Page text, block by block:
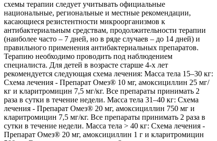
схемы терапии следует учитывать официальные
национальные, региональные и местные рекомендации,
касающиеся резистентности микроорганизмов к
антибактериальным средствам, продолжительности терапии
(наиболее часто – 7 дней, но в ряде случаев – до 14 дней) и
правильного применения антибактериальных препаратов.
Терапию необходимо проводить под наблюдением
специалиста. Для детей в возрасте старше 4-х лет
рекомендуется следующая схема лечения: Масса тела 15–30 кг:
Схема лечения - Препарат Омез® 10 мг, амоксициллин 25 мг/
кг и кларитромицин 7,5 мг/кг. Все препараты принимать 2
раза в сутки в течение недели. Масса тела 31–40 кг: Схема
лечения - Препарат Омез® 20 мг, амоксициллин 750 мг и
кларитромицин 7,5 мг/кг. Все препараты принимать 2 раза в
сутки в течение недели. Масса тела > 40 кг: Схема лечения -
Препарат Омез® 20 мг, амоксициллин 1 г и кларитромицин